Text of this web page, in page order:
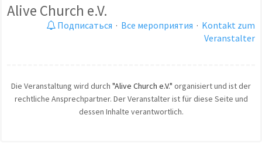
Alive Church e.V.
Подписаться · Все мероприятия · Kontakt zum
Veranstalter
Die Veranstaltung wird durch "Alive Church e.V." organisiert und ist der
rechtliche Ansprechpartner. Der Veranstalter ist für diese Seite und
dessen Inhalte verantwortlich.